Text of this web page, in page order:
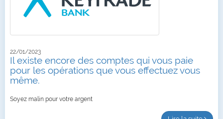
22/01/2023
Il existe encore des comptes qui vous paie
pour les opérations que vous effectuez vous
même.
Soyez malin pour votre argent